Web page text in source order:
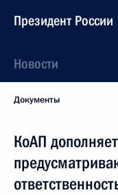
Президент России
Новости
Документы
КоАП